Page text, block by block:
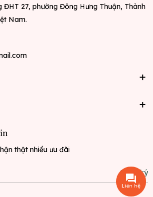
ĐHT 27, phường Đông Hưng Thuận, Thành
Nam.
thật nhiều ưu đãi
Đăng ký
Liên hệ